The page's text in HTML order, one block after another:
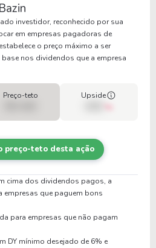
investidor, reconhecido por sua
em empresas pagadoras de
o preço máximo a ser
nos dividendos que a empresa
Preço-teto Upside
preço-teto desta ação
cima dos dividendos pagos, a
que paguem bons
para empresas que não pagam
DY mínimo desejado de 6% e